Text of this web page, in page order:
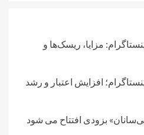
مزایا، ریسک‌ها و
افزایش اعتبار و رشد
بزودی افتتاح می شود